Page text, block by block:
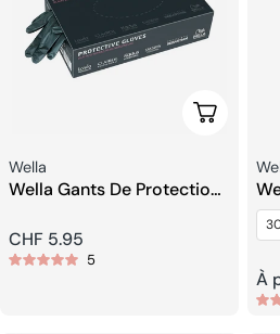
Ajouter Au
Fournisseur:
Wella
Wella Gants De Protection
Prix
CHF 5.95
5
À